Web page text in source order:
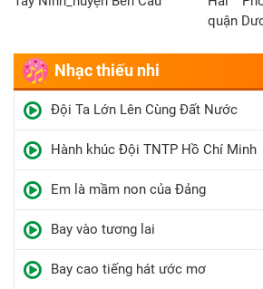
quận
Nhạc thiếu nhi
Đội Ta Lớn Lên Cùng Đất Nước
Hành khúc Đội TNTP Hồ Chí Minh
Em là mầm non của Đảng
Bay vào tương lai
Bay cao tiếng hát ước mơ